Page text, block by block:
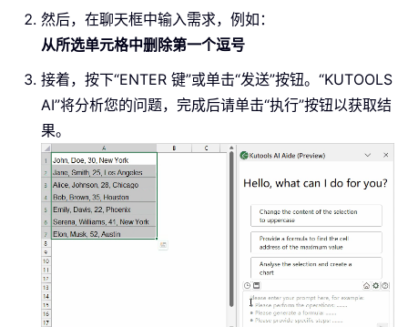
然后，在聊天框中输入需求，例如：
从所选单元格中删除第一个逗号
接着，按下“ENTER 键”或单击“发送”按钮。“KUTOOLS
AI”将分析您的问题，完成后请单击“执行”按钮以获取结
果。